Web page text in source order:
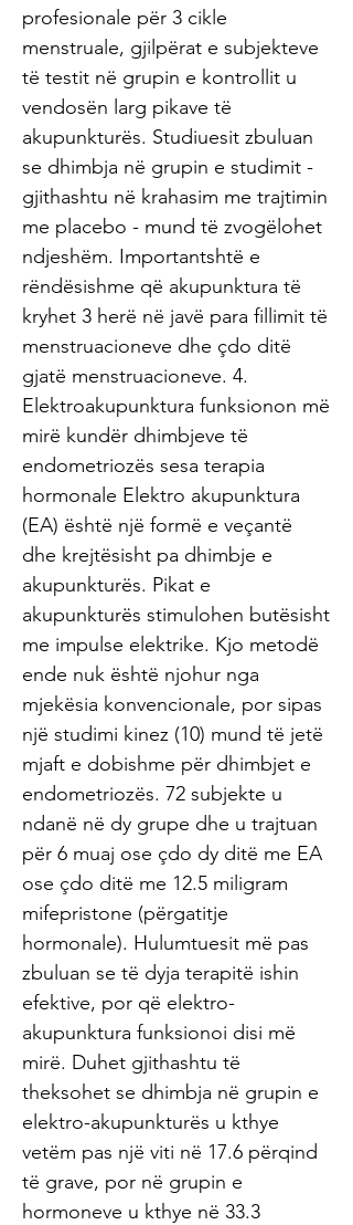
profesionale për 3 cikle
menstruale, gjilpërat e subjekteve
të testit në grupin e kontrollit u
vendosën larg pikave të
akupunkturës. Studiuesit zbuluan
se dhimbja në grupin e studimit -
gjithashtu në krahasim me trajtimin
me placebo - mund të zvogëlohet
ndjeshëm. Importantshtë e
rëndësishme që akupunktura të
kryhet 3 herë në javë para fillimit të
menstruacioneve dhe çdo ditë
gjatë menstruacioneve. 4.
Elektroakupunktura funksionon më
mirë kundër dhimbjeve të
endometriozës sesa terapia
hormonale Elektro akupunktura
(EA) është një formë e veçantë
dhe krejtësisht pa dhimbje e
akupunkturës. Pikat e
akupunkturës stimulohen butësisht
me impulse elektrike. Kjo metodë
ende nuk është njohur nga
mjekësia konvencionale, por sipas
një studimi kinez (10) mund të jetë
mjaft e dobishme për dhimbjet e
endometriozës. 72 subjekte u
ndanë në dy grupe dhe u trajtuan
për 6 muaj ose çdo dy ditë me EA
ose çdo ditë me 12.5 miligram
mifepristone (përgatitje
hormonale). Hulumtuesit më pas
zbuluan se të dyja terapitë ishin
efektive, por që elektro-
akupunktura funksionoi disi më
mirë. Duhet gjithashtu të
theksohet se dhimbja në grupin e
elektro-akupunkturës u kthye
vetëm pas një viti në 17.6 përqind
të grave, por në grupin e
hormoneve u kthye në 33.3